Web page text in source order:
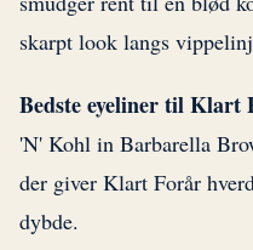
skarpt look langs
Bedste eyeliner til Klart
'N' Kohl in Barbarella
der giver Klart Forår
dybde.